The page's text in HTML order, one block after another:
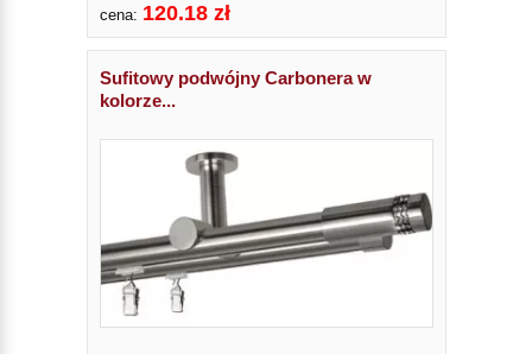
cena: 120.18 zł
Sufitowy podwójny Carbonera w
kolorze...